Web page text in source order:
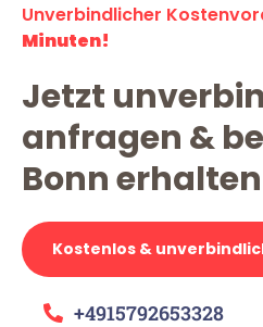
Unverbindlicher
Minuten!
Jetzt
anfragen &
Bonn
Kostenlos &
+4915792653328